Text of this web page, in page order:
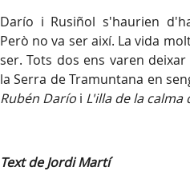
Darío i Rusiñol s'haurien
Però no va ser així. La vida
ser. Tots dos ens varen
la Serra de Tramuntana en
Rubén Darío i L'illa de la calma
Text de Jordi Martí